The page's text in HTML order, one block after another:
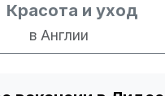
Красота и уход
в Англии